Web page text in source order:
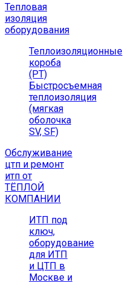
Тепловая
изоляция
оборудования
Теплоизоляционные
короба
(РТ)
Быстросъемная
теплоизоляция
(мягкая
оболочка
SV, SF)
Обслуживание
цтп и ремонт
итп от
ТЁПЛОЙ
КОМПАНИИ
ИТП под
ключ,
оборудование
для ИТП
и ЦТП в
Москве и